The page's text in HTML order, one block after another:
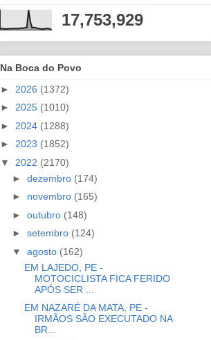
17,753,929
Na Boca do Povo
► 2026 (1372)
► 2025 (1010)
► 2024 (1288)
► 2023 (1852)
▼ 2022 (2170)
► dezembro (174)
► novembro (165)
► outubro (148)
► setembro (124)
▼ agosto (162)
EM LAJEDO, PE -
MOTOCICLISTA FICA FERIDO
APÓS SER ...
EM NAZARÉ DA MATA, PE -
IRMÃOS SÃO EXECUTADO NA
BR...